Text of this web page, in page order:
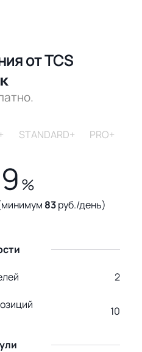
от TCS
STANDARD+ PRO+
%
83руб./день)
2
10